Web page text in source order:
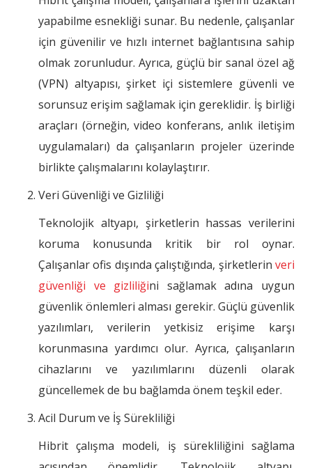
yapabilme esnekliği sunar. Bu nedenle, çalışanlar
için güvenilir ve hızlı internet bağlantısına sahip
olmak zorunludur. Ayrıca, güçlü bir sanal özel ağ
(VPN) altyapısı, şirket içi sistemlere güvenli ve
sorunsuz erişim sağlamak için gereklidir. İş birliği
araçları (örneğin, video konferans, anlık iletişim
uygulamaları) da çalışanların projeler üzerinde
birlikte çalışmalarını kolaylaştırır.
Veri Güvenliği ve Gizliliği
Teknolojik altyapı, şirketlerin hassas verilerini
koruma konusunda kritik bir rol oynar.
Çalışanlar ofis dışında çalıştığında, şirketlerin veri
güvenliği ve gizliliğini sağlamak adına uygun
güvenlik önlemleri alması gerekir. Güçlü güvenlik
yazılımları, verilerin yetkisiz erişime karşı
korunmasına yardımcı olur. Ayrıca, çalışanların
cihazlarını ve yazılımlarını düzenli olarak
güncellemek de bu bağlamda önem teşkil eder.
Acil Durum ve İş Sürekliliği
Hibrit çalışma modeli, iş sürekliliğini sağlama